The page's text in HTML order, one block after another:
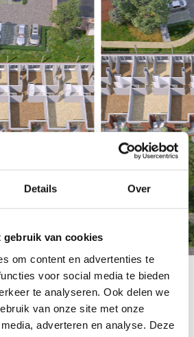
Details Over
gebruik van cookies
om content en advertenties te
voor social media te bieden
te analyseren. Ook delen we
van onze site met onze
adverteren en analyse. Deze